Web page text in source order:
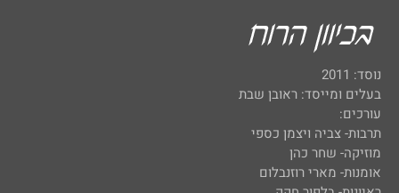
נוסד: 2011
בעלים ומייסד: ראובן שבת
עורכים:
תרבות- צביה ויצמן כספי
מוזיקה- שחר כהן
אומנות- מארי רוזנבלום